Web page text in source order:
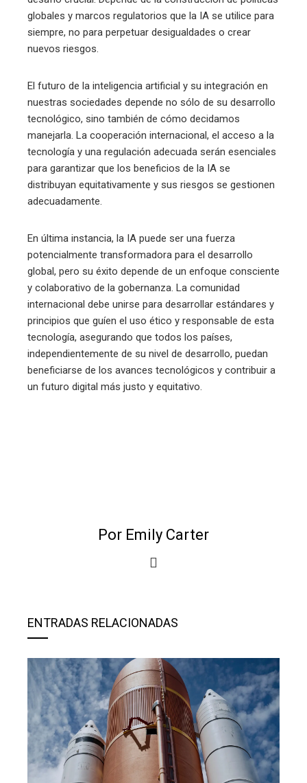
globales y marcos regulatorios que la IA se utilice para
siempre, no para perpetuar desigualdades o crear
nuevos riesgos.
El futuro de la inteligencia artificial y su integración en
nuestras sociedades depende no sólo de su desarrollo
tecnológico, sino también de cómo decidamos
manejarla. La cooperación internacional, el acceso a la
tecnología y una regulación adecuada serán esenciales
para garantizar que los beneficios de la IA se
distribuyan equitativamente y sus riesgos se gestionen
adecuadamente.
En última instancia, la IA puede ser una fuerza
potencialmente transformadora para el desarrollo
global, pero su éxito depende de un enfoque consciente
y colaborativo de la gobernanza. La comunidad
internacional debe unirse para desarrollar estándares y
principios que guíen el uso ético y responsable de esta
tecnología, asegurando que todos los países,
independientemente de su nivel de desarrollo, puedan
beneficiarse de los avances tecnológicos y contribuir a
un futuro digital más justo y equitativo.
Por Emily Carter
ENTRADAS RELACIONADAS